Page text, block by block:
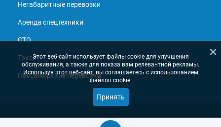
Негабаритные перевозки
Аренда спецтехники
СТО
Такси
Пассажирские перевозки
© 2013 - 2026, Справочник перевозчиков
×
Этот веб-сайт использует файлы cookie для улучшения
обслуживания, а также для показа вам релевантной рекламы.
Используя этот веб-сайт, вы соглашаетесь с использованием
файлов cookie.
Принять